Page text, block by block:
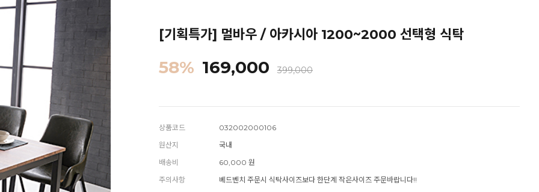
[기획특가] 멀바우 / 아카시아 1200~2000 선택형 식탁
58% 169,000 399,000
상품코드
032002000106
원산지
국내
배송비
60,000 원
주의사항
베드벤치 주문시 식탁사이즈보다 한단계 작은사이즈 주문바랍니다!!